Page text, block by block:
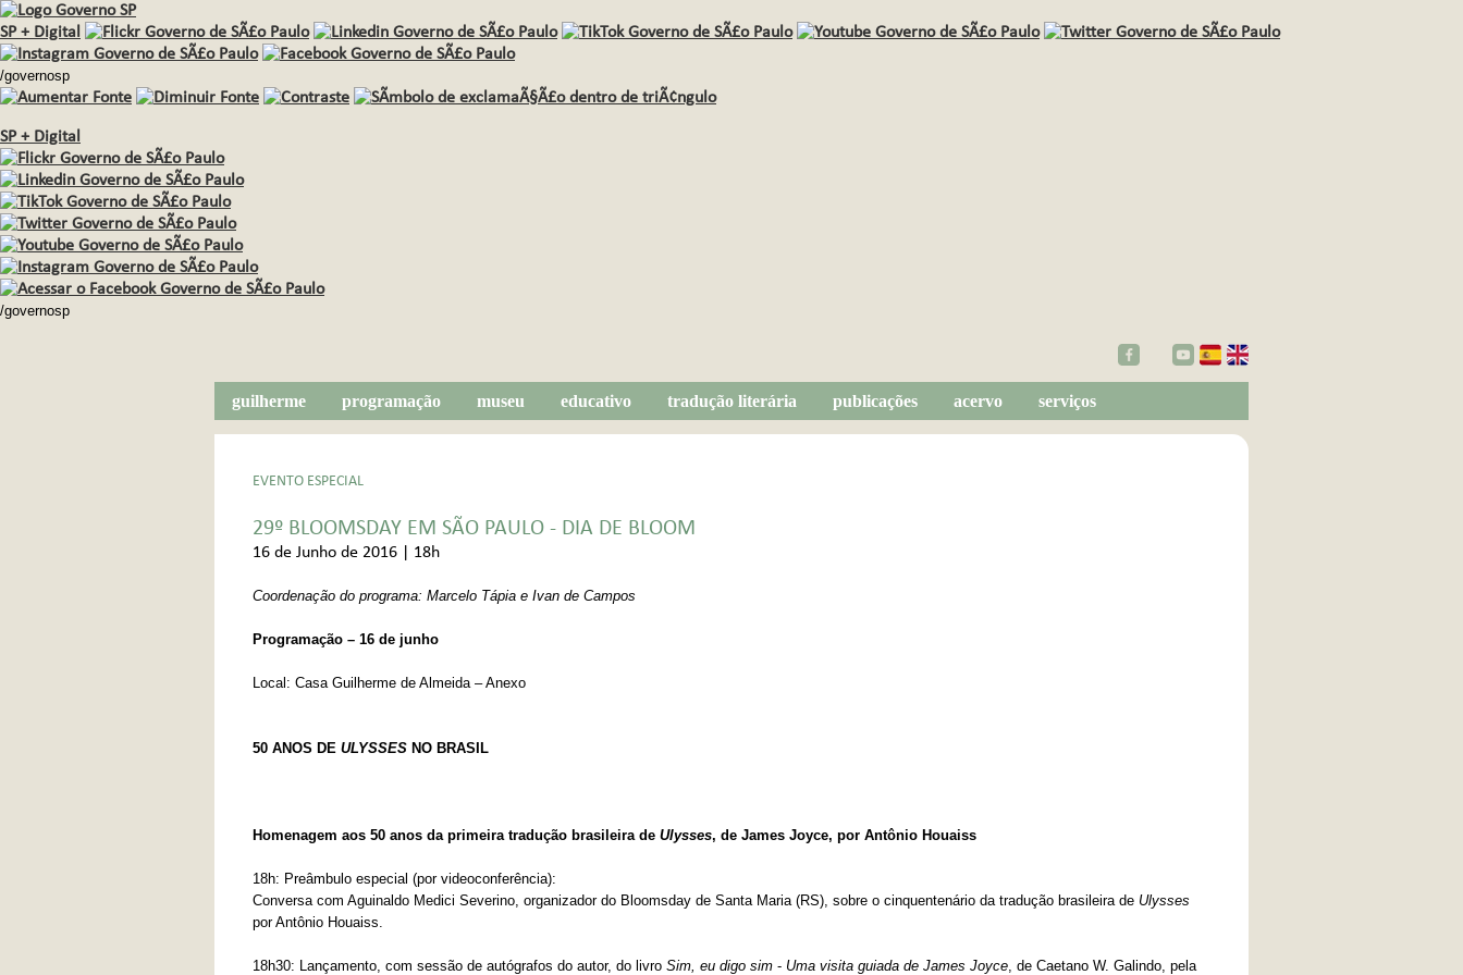
SP + Digital
/governosp
SP + Digital
/governosp
guilherme programação museu educativo tradução literária publicações acervo serviços
EVENTO ESPECIAL
29º BLOOMSDAY EM SÃO PAULO - DIA DE BLOOM
16 de Junho de 2016 | 18h
Coordenação do programa: Marcelo Tápia e Ivan de Campos
Programação – 16 de junho
Local: Casa Guilherme de Almeida – Anexo
50 ANOS DE ULYSSES NO BRASIL
Homenagem aos 50 anos da primeira tradução brasileira de Ulysses, de James Joyce, por Antônio Houaiss
18h: Preâmbulo especial (por videoconferência):
Conversa com Aguinaldo Medici Severino, organizador do Bloomsday de Santa Maria (RS), sobre o cinquentenário da tradução brasileira de Ulysses
por Antônio Houaiss.
18h30: Lançamento, com sessão de autógrafos do autor, do livro Sim, eu digo sim - Uma visita guiada de James Joyce, de Caetano W. Galindo, pela